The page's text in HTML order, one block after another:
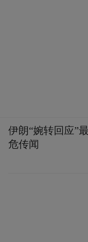
伊朗“婉转回应”
危传闻